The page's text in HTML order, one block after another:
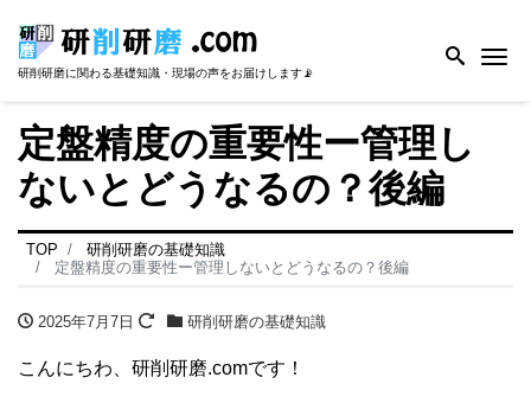
研削研磨に関わる基礎知識・現場の声をお届けします📡
定盤精度の重要性ー管理し
ないとどうなるの？後編
TOP
研削研磨の基礎知識
定盤精度の重要性ー管理しないとどうなるの？後編
2025年7月7日 研削研磨の基礎知識
こんにちわ、研削研磨.comです！